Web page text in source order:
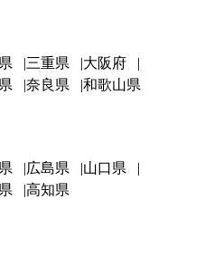
三重県
大阪府
奈良県 和歌山県
広島県
山口県
高知県